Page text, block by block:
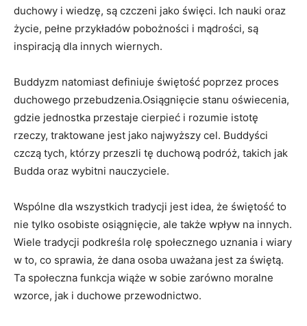
duchowy i wiedzę, są czczeni⁢ jako święci. Ich nauki oraz
⁣życie, pełne przykładów ⁣pobożności ⁢i mądrości, są
‌inspiracją dla innych wiernych.
Buddyzm‍ natomiast definiuje świętość poprzez proces
⁤duchowego przebudzenia.Osiągnięcie⁣ stanu​ oświecenia,
gdzie jednostka​ przestaje cierpieć i rozumie ‌istotę
rzeczy, traktowane jest jako najwyższy cel. Buddyści
⁣czczą ​tych, ‌którzy przeszli tę duchową‍ podróż, takich jak
Budda oraz wybitni nauczyciele.
Wspólne dla wszystkich tradycji jest idea, ⁣że​ świętość⁣ to
nie tylko osobiste osiągnięcie, ale także wpływ na innych.
Wiele tradycji podkreśla rolę społecznego uznania ‍i wiary
w to,⁣ co sprawia, że dana osoba uważana jest‍ za świętą.
Ta społeczna funkcja wiąże w sobie zarówno moralne‌
wzorce, jak i duchowe⁤ przewodnictwo.